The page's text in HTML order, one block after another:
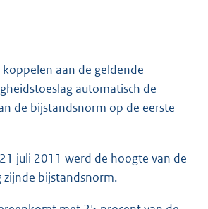
aan de geldende
automatisch de
de bijstandsnorm op de eerste
juli 2011 werd de hoogte van de
zijnde bijstandsnorm.